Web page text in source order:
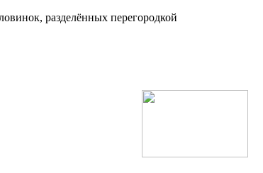
разделённых перегородкой